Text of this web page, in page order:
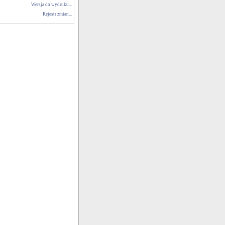
Wersja do wydruku...
Rejestr zmian...